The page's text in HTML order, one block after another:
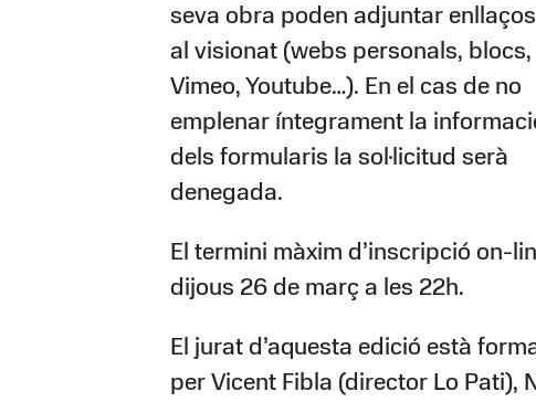
seva obra poden adjuntar
al visionat (webs personals, blocs,
Vimeo, Youtube…). En el cas de no
emplenar íntegrament la
dels formularis la sol·licitud serà
denegada.
El termini màxim d’inscripció on-
dijous 26 de març a les 22h.
El jurat d’aquesta edició està
per Vicent Fibla (director Lo Pati),